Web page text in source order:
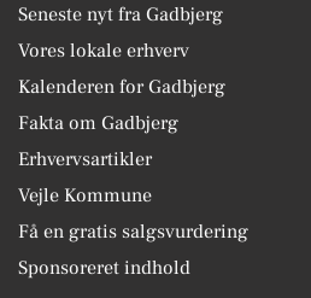
Seneste nyt fra Gadbjerg
Vores lokale erhverv
Kalenderen for Gadbjerg
Fakta om Gadbjerg
Erhvervsartikler
Vejle Kommune
Få en gratis salgsvurdering
Sponsoreret indhold